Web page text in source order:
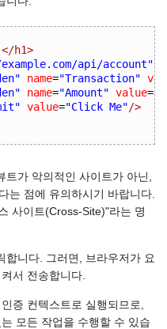
</h1>
api/account"
name="Transaction"
name="Amount" value=
value="Click Me"/>
가 악의적인 사이트가 아닌,
는 점에 유의하시기 바랍니다.
사이트(Cross-Site)"라는 명
합니다. 그러면, 브라우저가 요
서 전송합니다.
증 컨텍스트로 실행되므로,
모든 작업을 수행할 수 있습